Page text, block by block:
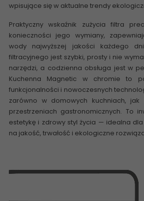
wpisujące się w aktualne trendy
Praktyczny wskaźnik zużycia filtra
konieczności jego wymiany,
wody najwyższej jakości każdego
filtracyjnego jest szybki, prosty i nie
narzędzi, a codzienna obsługa jest w
Kuchenna Magnetic w chromie to
funkcjonalności i nowoczesnych
zarówno w domowych kuchniach, jak
przestrzeniach gastronomicznych. To
estetykę i zdrowy styl życia — idealna
na jakość, trwałość i ekologiczne